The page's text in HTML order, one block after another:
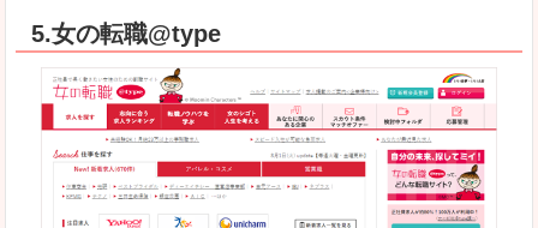
良いところ
求人が毎時更新されます！（他社求人サイトは週
希望職種の平均時給が瞬時にわかります。アルバ
求人数が多すぎて、逆に絞り込みに悩んだり、迷
5.女の転職@type